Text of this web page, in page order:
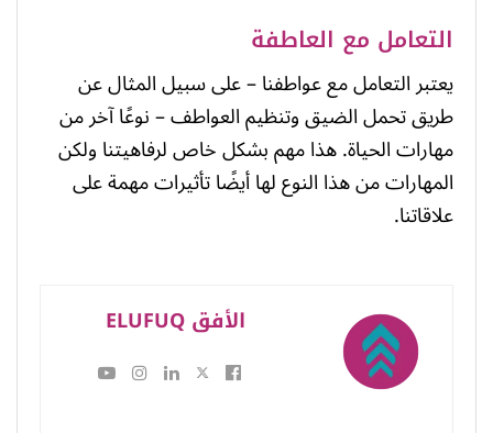
التعامل مع العاطفة
يعتبر التعامل مع عواطفنا – على سبيل المثال عن
طريق تحمل الضيق وتنظيم العواطف – نوعًا آخر من
مهارات الحياة. هذا مهم بشكل خاص لرفاهيتنا ولكن
المهارات من هذا النوع لها أيضًا تأثيرات مهمة على
علاقاتنا.
الأفق ELUFUQ